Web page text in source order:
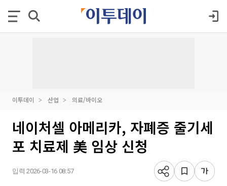
이투데이 산업 의료/바이오
네이처셀 아메리카, 자폐증 줄기세
포 치료제 美 임상 신청
입력 2026-03-16 08:57